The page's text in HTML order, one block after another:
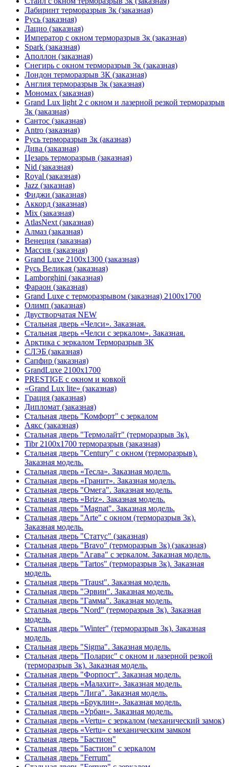
Лабиринт терморазрыв 3к (заказная)
Русь (заказная)
Лацио (заказная)
Император с окном терморазрыв 3к (заказная)
Spark (заказная)
Аполлон (заказная)
Снегирь с окном терморазрыв 3к (заказная)
Лондон терморазрыв 3К (заказная)
Англия терморазрыв 3к (заказная)
Мономах (заказная)
Grand Lux light 2 с окном и лазерной резкой терморазрыв
3к (заказная)
Сантос (заказная)
Antro (заказная)
Русь терморазрыв 3к (аказная)
Дива (заказная)
Цезарь терморазрыв (заказная)
Nid (заказная)
Royal (заказная)
Jazz (заказная)
Фиджи (заказная)
Аккорд (заказная)
Mix (заказная)
AtlasNext (заказная)
Алмаз (заказная)
Венеция (заказная)
Массив (заказная)
Grand Luxe 2100х1300 (заказная)
Русь Великая (заказная)
Lamborghini (заказная)
Фараон (заказная)
Grand Luxe с терморазрывом (заказная) 2100х1700
Олимп (заказная)
Двустворчатая NEW
Стальная дверь «Челси». Заказная.
Стальная дверь «Челси с зеркалом». Заказная.
Арктика с зеркалом Терморазрыв 3К
СЛЭБ (заказная)
Сапфир (заказная)
GrandLuxe 2100х1700
PRESTIGE с окном и ковкой
«Grand Lux lite» (заказная)
Гpация (заказная)
Дипломат (заказная)
Стальная дверь "Комфорт" с зеркалом
Аякс (заказная)
Стальная дверь "Термолайт" (терморазрыв 3к).
Tibr 2100х1700 терморазрыв (заказная)
Стальная дверь "Century" с окном (терморазрыв).
Заказная модель.
Стальная дверь «Тесла». Заказная модель.
Стальная дверь «Гранит». Заказная модель.
Стальная дверь "Омега". Заказная модель.
Стальная дверь «Briz». Заказная модель.
Стальная дверь "Magnat". Заказная модель.
Стальная дверь "Arte" с окном (терморазрыв 3к).
Заказная модель.
Стальная дверь "Статус" (заказная)
Стальная дверь "Bravo" (терморазрыв 3к) (заказная)
Стальная дверь "Агава" с зеркалом. Заказная модель.
Стальная дверь "Tartos" (терморазрыв 3к). Заказная
модель.
Стальная дверь "Traust". Заказная модель.
Стальная дверь "Эрвин". Заказная модель.
Стальная дверь "Гамма". Заказная модель.
Стальная дверь "Nord" (терморазрыв 3к). Заказная
модель.
Стальная дверь "Winter" (терморазрыв 3к). Заказная
модель.
Стальная дверь "Sigma". Заказная модель.
Стальная дверь "Поларис" с окном и лазерной резкой
(терморазрыв 3к). Заказная модель.
Стальная дверь "Форпост". Заказная модель.
Стальная дверь «Малахит». Заказная модель.
Стальная дверь "Лига". Заказная модель.
Стальная дверь «Бруклин». Заказная модель.
Стальная дверь «Урбан». Заказная модель.
Стальная дверь «Vertu» с зеркалом (механический замок)
Стальная дверь «Vertu» с механическим замком
Стальная дверь "Бастион"
Стальная дверь "Бастион" с зеркалом
Стальная дверь "Ferrum"